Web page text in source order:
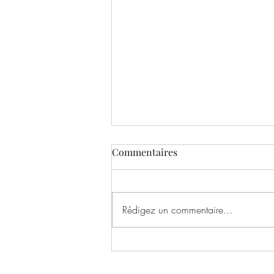
Commentaires
Rédigez un commentaire...